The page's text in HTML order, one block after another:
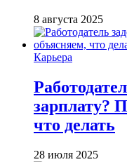
8 августа 2025
Карьера
зарплату?
что делать
28 июля 2025